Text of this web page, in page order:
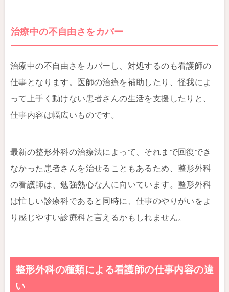
治療中の不自由さをカバー
治療中の不自由さをカバーし、対処するのも看護師の
仕事となります。医師の治療を補助したり、怪我によ
って上手く動けない患者さんの生活を支援したりと、
仕事内容は幅広いものです。
最新の整形外科の治療法によって、それまで回復でき
なかった患者さんを治せることもあるため、整形外科
の看護師は、勉強熱心な人に向いています。整形外科
は忙しい診療科であると同時に、仕事のやりがいをよ
り感じやすい診療科と言えるかもしれません。
整形外科の種類による看護師の仕事内容の違
い